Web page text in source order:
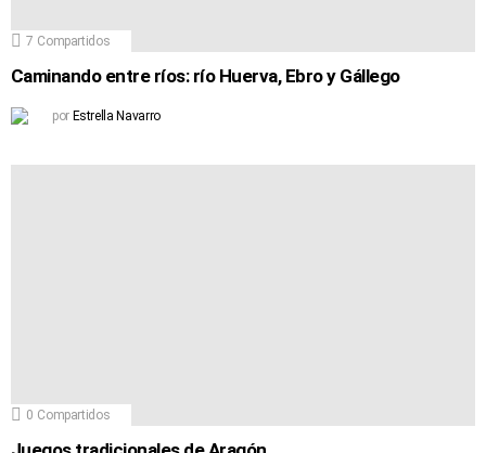
7 Compartidos
Caminando entre ríos: río Huerva, Ebro y Gállego
por Estrella Navarro
0 Compartidos